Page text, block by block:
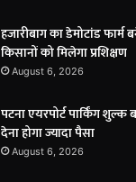
हजारीबाग का डेमोटांड फार्म
किसानों को मिलेगा प्रशिक्षण
August 6, 2026
पटना एयरपोर्ट पार्किंग
देना होगा ज्यादा पैसा
August 6, 2026